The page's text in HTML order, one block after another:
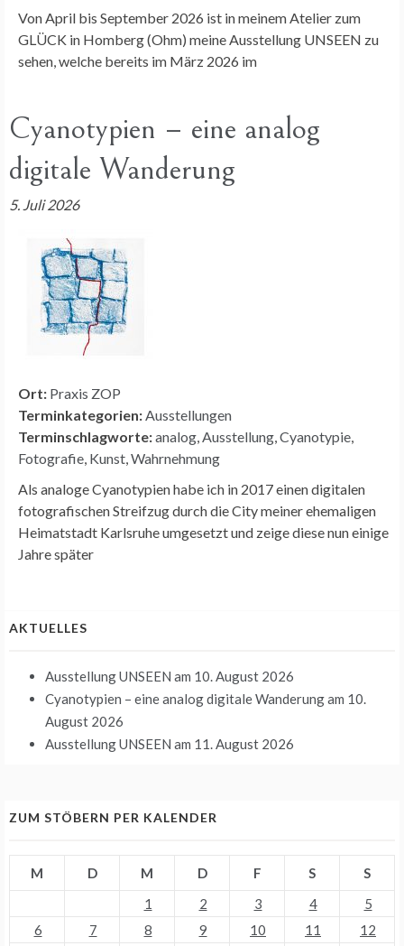
Von April bis September 2026 ist in meinem Atelier zum
GLÜCK in Homberg (Ohm) meine Ausstellung UNSEEN zu
sehen, welche bereits im März 2026 im
Cyanotypien – eine analog
digitale Wanderung
5. Juli 2026
Ort: Praxis ZOP
Terminkategorien: Ausstellungen
Terminschlagworte:analog Ausstellung Cyanotypie
Fotografie Kunst Wahrnehmung
Als analoge Cyanotypien habe ich in 2017 einen digitalen
fotografischen Streifzug durch die City meiner ehemaligen
Heimatstadt Karlsruhe umgesetzt und zeige diese nun einige
Jahre später
AKTUELLES
Ausstellung UNSEEN am 10. August 2026
Cyanotypien – eine analog digitale Wanderungam 10.
August 2026
Ausstellung UNSEEN am 11. August 2026
ZUM STÖBERN PER KALENDER
M D M D F S
S
1
2 3 4
5
6
7 8 9 10 11
12